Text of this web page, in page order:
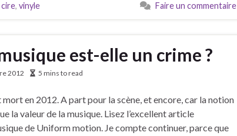
, vinyle Faire un commentaire
est-elle un crime ?
2012 5 mins to read
mort en 2012. A part pour la scène, et encore, car la notion
la valeur de la musique. Lisez l’excellent article
de Uniform motion. Je compte continuer, parce que